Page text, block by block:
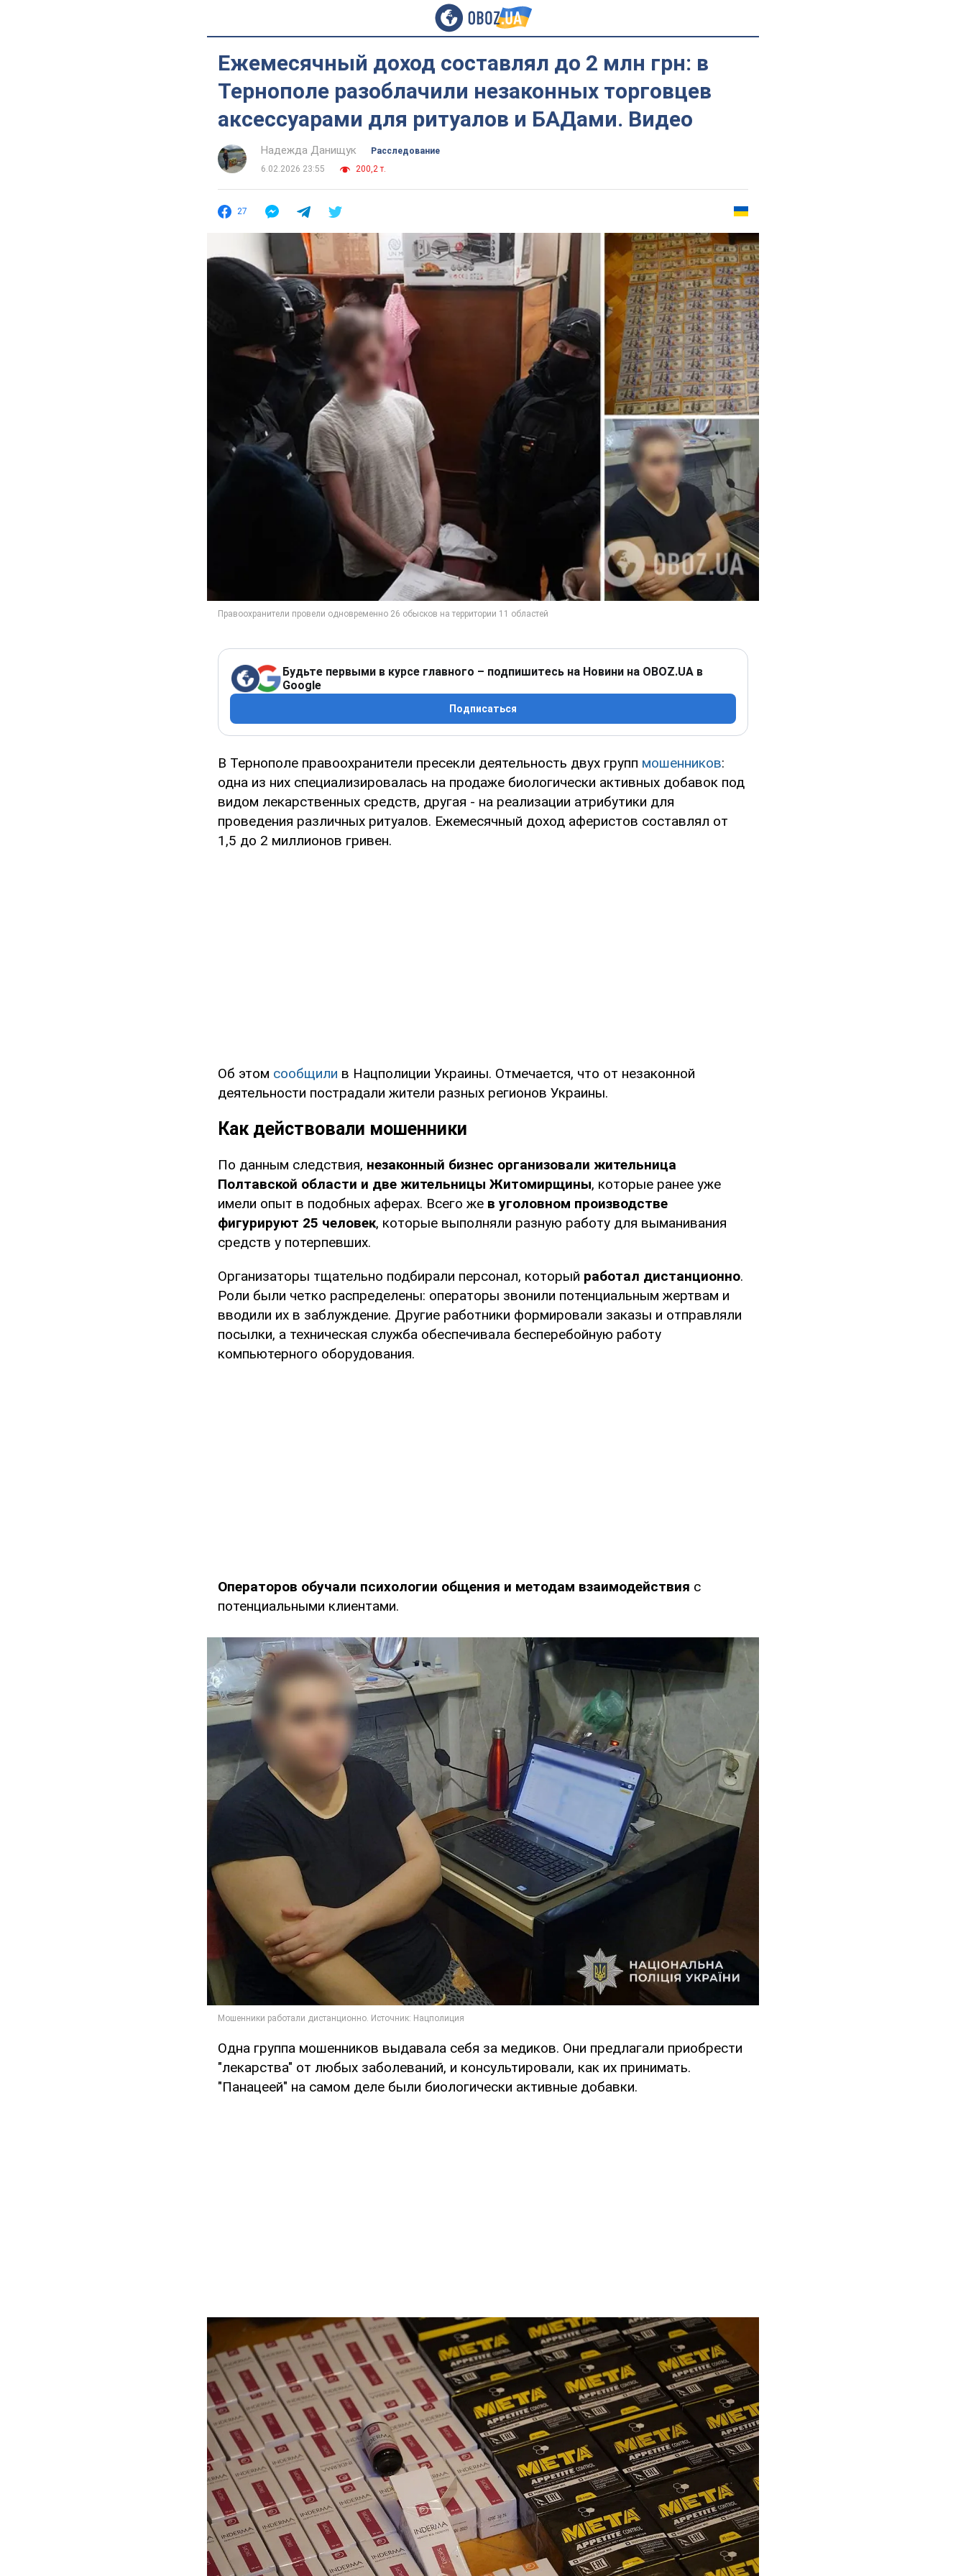
Ежемесячный доход составлял до 2 млн грн: в
Тернополе разоблачили незаконных торговцев
аксессуарами для ритуалов и БАДами. Видео
Надежда Данищук
Расследование
6.02.2026 23:55
200,2 т.
27
Будьте первыми в курсе главного – подпишитесь на Новини на OBOZ.UA в
Google
Подписаться
В Тернополе правоохранители пресекли деятельность двух групп мошенников:
одна из них специализировалась на продаже биологически активных добавок под
видом лекарственных средств, другая - на реализации атрибутики для
проведения различных ритуалов. Ежемесячный доход аферистов составлял от
1,5 до 2 миллионов гривен.
Об этом сообщили в Нацполиции Украины. Отмечается, что от незаконной
деятельности пострадали жители разных регионов Украины.
Как действовали мошенники
По данным следствия, незаконный бизнес организовали жительница
Полтавской области и две жительницы Житомирщины, которые ранее уже
имели опыт в подобных аферах. Всего же в уголовном производстве
фигурируют 25 человек, которые выполняли разную работу для выманивания
средств у потерпевших.
Организаторы тщательно подбирали персонал, который работал дистанционно.
Роли были четко распределены: операторы звонили потенциальным жертвам и
вводили их в заблуждение. Другие работники формировали заказы и отправляли
посылки, а техническая служба обеспечивала бесперебойную работу
компьютерного оборудования.
Операторов обучали психологии общения и методам взаимодействия с
потенциальными клиентами.
Одна группа мошенников выдавала себя за медиков. Они предлагали приобрести
"лекарства" от любых заболеваний, и консультировали, как их принимать.
"Панацеей" на самом деле были биологически активные добавки.